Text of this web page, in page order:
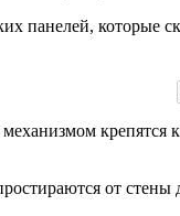
панелей,
от